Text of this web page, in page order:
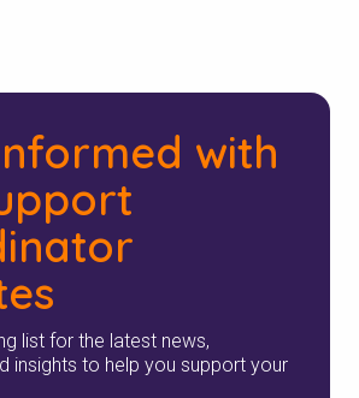
with
list for the latest news,
insights to help you support your